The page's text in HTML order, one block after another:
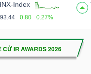
Index
0.80 0.27%